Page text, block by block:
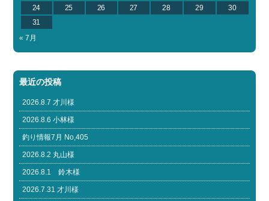
24
25 26 27 28 29
30
31
« 7月
最近の投稿
2026.8.7 才川様
2026.8.6 小林様
釣り情報7月 No,405
2026.8.2 丸山様
2026.8.1 鈴木様
2026.7.31 才川様